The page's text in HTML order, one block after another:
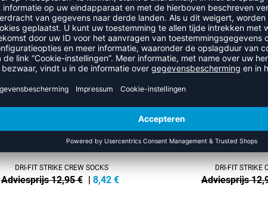
MEER UIT DE CATEGORIE
DRI-FIT STRIKE CREW SOCKS
Adviesprijs 12,95 € | 8,42 €
-45%
DRI-FIT STRIKE
Adviesprijs